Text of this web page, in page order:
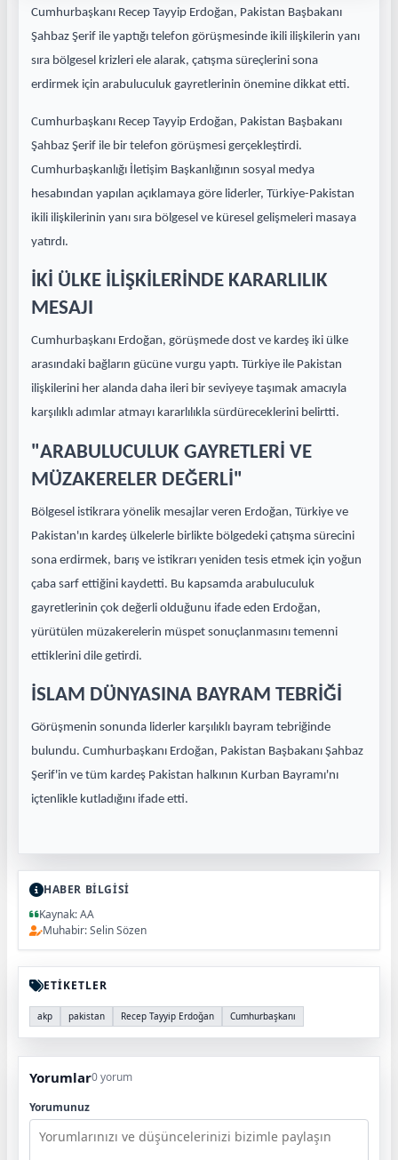
Cumhurbaşkanı Recep Tayyip Erdoğan, Pakistan Başbakanı
Şahbaz Şerif ile yaptığı telefon görüşmesinde ikili ilişkilerin yanı
sıra bölgesel krizleri ele alarak, çatışma süreçlerini sona
erdirmek için arabuluculuk gayretlerinin önemine dikkat etti.
Cumhurbaşkanı Recep Tayyip Erdoğan, Pakistan Başbakanı
Şahbaz Şerif ile bir telefon görüşmesi gerçekleştirdi.
Cumhurbaşkanlığı İletişim Başkanlığının sosyal medya
hesabından yapılan açıklamaya göre liderler, Türkiye-Pakistan
ikili ilişkilerinin yanı sıra bölgesel ve küresel gelişmeleri masaya
yatırdı.
İKİ ÜLKE İLİŞKİLERİNDE KARARLILIK
MESAJI
Cumhurbaşkanı Erdoğan, görüşmede dost ve kardeş iki ülke
arasındaki bağların gücüne vurgu yaptı. Türkiye ile Pakistan
ilişkilerini her alanda daha ileri bir seviyeye taşımak amacıyla
karşılıklı adımlar atmayı kararlılıkla sürdüreceklerini belirtti.
"ARABULUCULUK GAYRETLERİ VE
MÜZAKERELER DEĞERLİ"
Bölgesel istikrara yönelik mesajlar veren Erdoğan, Türkiye ve
Pakistan'ın kardeş ülkelerle birlikte bölgedeki çatışma sürecini
sona erdirmek, barış ve istikrarı yeniden tesis etmek için yoğun
çaba sarf ettiğini kaydetti. Bu kapsamda arabuluculuk
gayretlerinin çok değerli olduğunu ifade eden Erdoğan,
yürütülen müzakerelerin müspet sonuçlanmasını temenni
ettiklerini dile getirdi.
İSLAM DÜNYASINA BAYRAM TEBRİĞİ
Görüşmenin sonunda liderler karşılıklı bayram tebriğinde
bulundu. Cumhurbaşkanı Erdoğan, Pakistan Başbakanı Şahbaz
Şerif'in ve tüm kardeş Pakistan halkının Kurban Bayramı'nı
içtenlikle kutladığını ifade etti.
HABER BİLGİSİ
Kaynak: AA
Muhabir: Selin Sözen
ETİKETLER
akp pakistan Recep Tayyip Erdoğan Cumhurbaşkanı
Yorumlar0 yorum
Yorumunuz